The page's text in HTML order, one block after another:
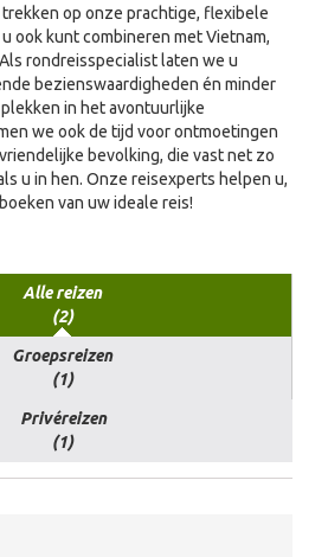
op onze prachtige, flexibele
ook kunt combineren met Vietnam,
rondreisspecialist laten we u
bezienswaardigheden én minder
in het avontuurlijke
we ook de tijd voor ontmoetingen
bevolking, die vast net zo
u in hen. Onze reisexperts helpen u,
van uw ideale reis!
Alle reizen
(2)
Groepsreizen
(1)
Privéreizen
(1)